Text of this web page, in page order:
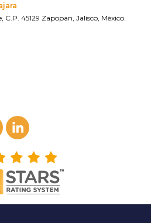
C.P. 45129 Zapopan, Jalisco, México.